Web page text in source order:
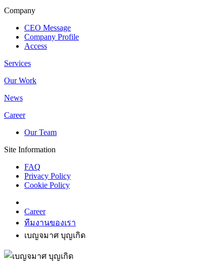
Company
CEO Message
Company Profile
Access
Services
Our Work
News
Career
Our Team
Site Information
FAQ
Privacy Policy
Cookie Policy
Career
ทีมงานของเรา
เบญจมาศ บุญเกิด